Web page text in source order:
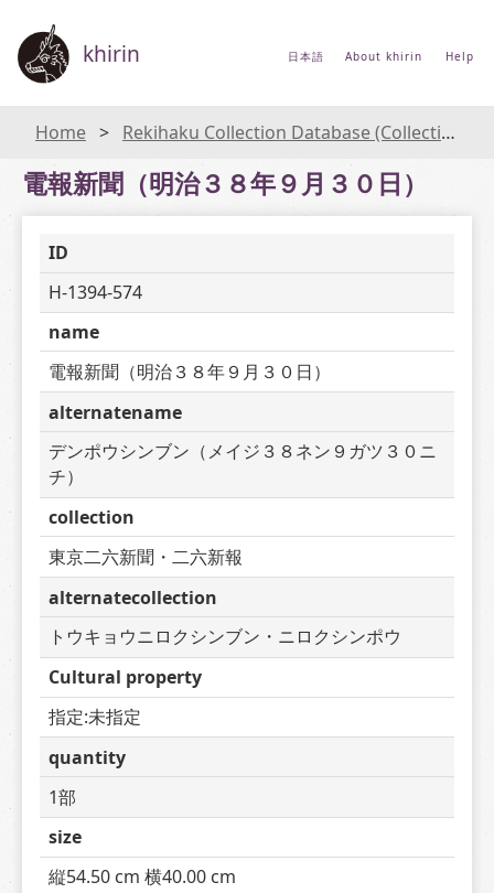
khirin 日本語 About khirin Help
Home Rekihaku Collection Database (Collections Database of the National Museum of Japanese History)
電報新聞（明治３８年９月３０日）
ID
H-1394-574
name
電報新聞（明治３８年９月３０日）
alternatename
デンポウシンブン（メイジ３８ネン９ガツ３０ニ
チ）
collection
東京二六新聞・二六新報
alternatecollection
トウキョウニロクシンブン・ニロクシンポウ
Cultural property
指定:未指定
quantity
1部
size
縦54.50 cm 横40.00 cm